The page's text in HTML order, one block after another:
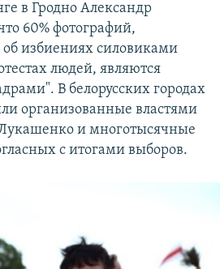
в Гродно Александр
60% фотографий,
избиениях силовиками
людей, являются
В белорусских городах
организованные властями
и многотысячные
с итогами выборов.